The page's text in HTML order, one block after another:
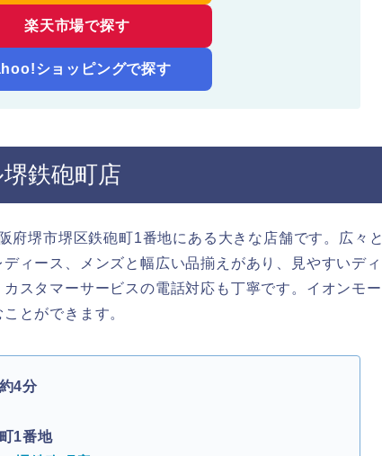
楽天市場で探す
ショッピングで探す
鉄砲町店
府堺市堺区鉄砲町1番地にある大きな店舗です。広々と
ィース、メンズと幅広い品揃えがあり、見やすいディ
スタマーサービスの電話対応も丁寧です。イオンモー
とができます。
4分
1番地